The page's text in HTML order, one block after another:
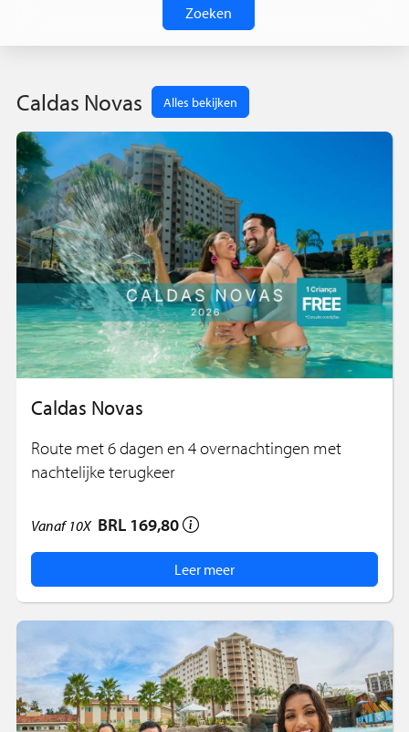
Zoeken
Caldas Novas Alles bekijken
Caldas Novas
Route met 6 dagen en 4 overnachtingen met
nachtelijke terugkeer
Vanaf 10X BRL 169,80
Leer meer